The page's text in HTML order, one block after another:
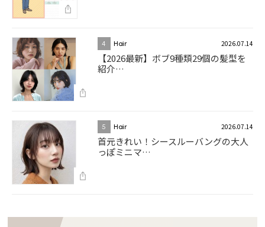
4 Hair 2026.07.14
【2026最新】ボブ9種類29個の髪型を
紹介…
5 Hair 2026.07.14
首元きれい！シースルーバングの大人
っぽミニマ…